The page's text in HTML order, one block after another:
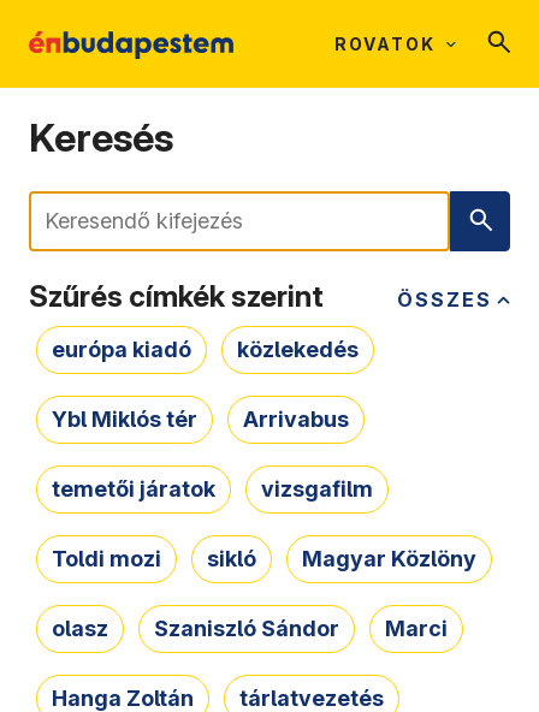
ROVATOK
Keresés
Keresés
ÖSSZES
Szűrés címkék szerint
európa kiadó közlekedés
Ybl Miklós tér Arrivabus
temetői járatok vizsgafilm
Toldi mozi sikló Magyar Közlöny
olasz Szaniszló Sándor Marci
Hanga Zoltán tárlatvezetés